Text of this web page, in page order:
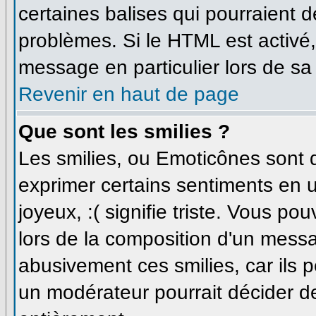
certaines balises qui pourraient
problèmes. Si le HTML est
message en particulier lors de
Revenir en haut de page
Que sont les smilies ?
Les smilies, ou Emoticônes
exprimer certains sentiments en
joyeux, :( signifie triste. Vous
lors de la composition d'un
abusivement ces smilies, car ils
un modérateur pourrait décider